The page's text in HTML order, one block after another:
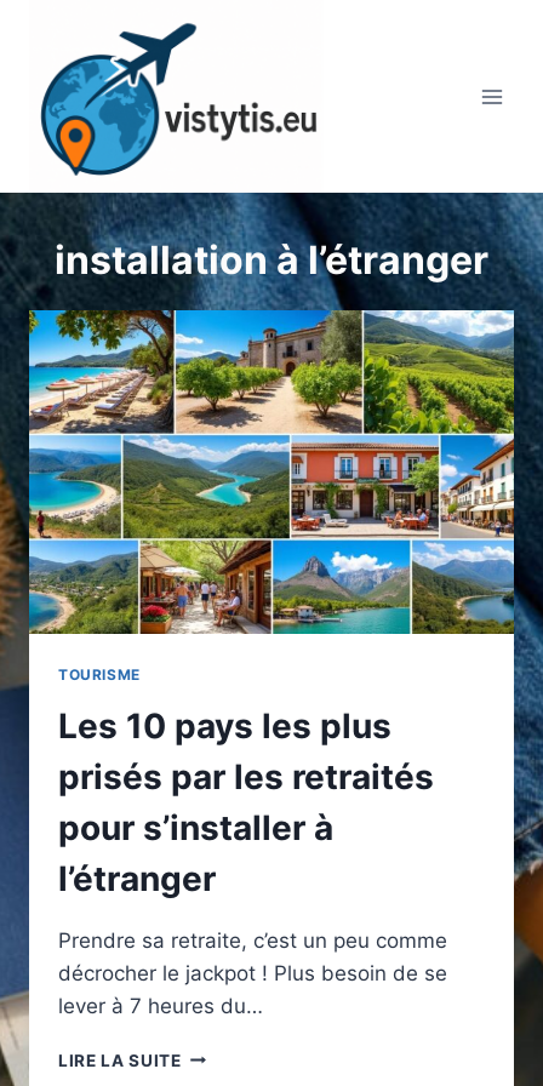
contenu
installation à l’étranger
TOURISME
Les 10 pays les plus
prisés par les retraités
pour s’installer à
l’étranger
Prendre sa retraite, c’est un peu comme
décrocher le jackpot ! Plus besoin de se
lever à 7 heures du…
LIRE LA SUITELES